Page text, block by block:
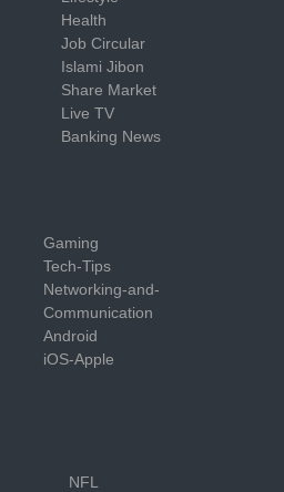
Health
Job Circular
Islami Jibon
Share Market
Live TV
Banking News
Gaming
Tech-Tips
Networking-and-
Communication
Android
iOS-Apple
NFL